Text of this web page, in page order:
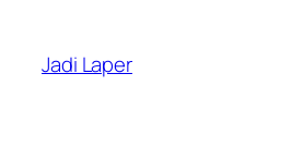
content
Jadi Laper